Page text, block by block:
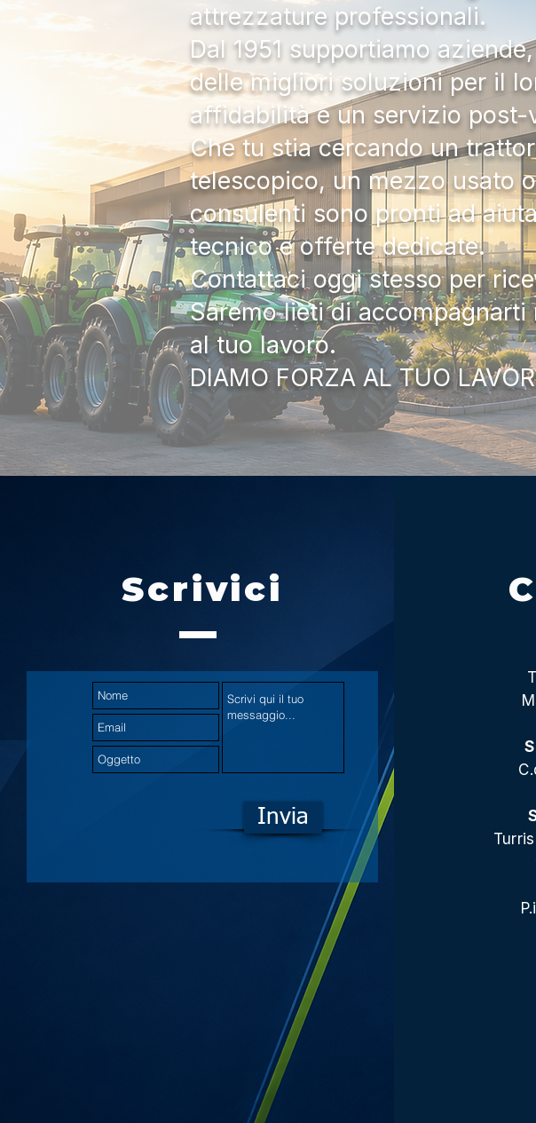
attrezzature professionali.
Dal 1951 supportiamo
delle migliori soluzioni per il
affidabilità e un servizio post-
Che tu stia cercando un
telescopico, un mezzo usato
consulenti sono pronti ad
tecnico e offerte dedicate.
Contattaci oggi stesso per
Saremo lieti di
al tuo lavoro.
DIAMO FORZA AL TUO
Scrivici
Invia